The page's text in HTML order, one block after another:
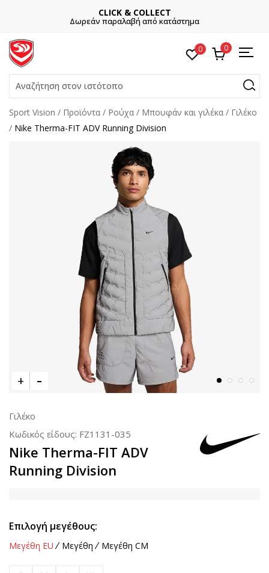
CLICK & COLLECT
Δωρεάν παραλαβή από κατάστημα
0 0
Αναζήτηση στον ιστότοπο
Sport Vision Προϊόντα Ρούχα Μπουφάν και γιλέκα
Γιλέκο
Nike Therma-FIT ADV Running Division
Γιλέκο
Κωδικός είδους: FZ1131-035
Nike Therma-FIT ADV
Running Division
Επιλογή μεγέθους:
Μεγέθη EU Μεγέθη Μεγέθη CM